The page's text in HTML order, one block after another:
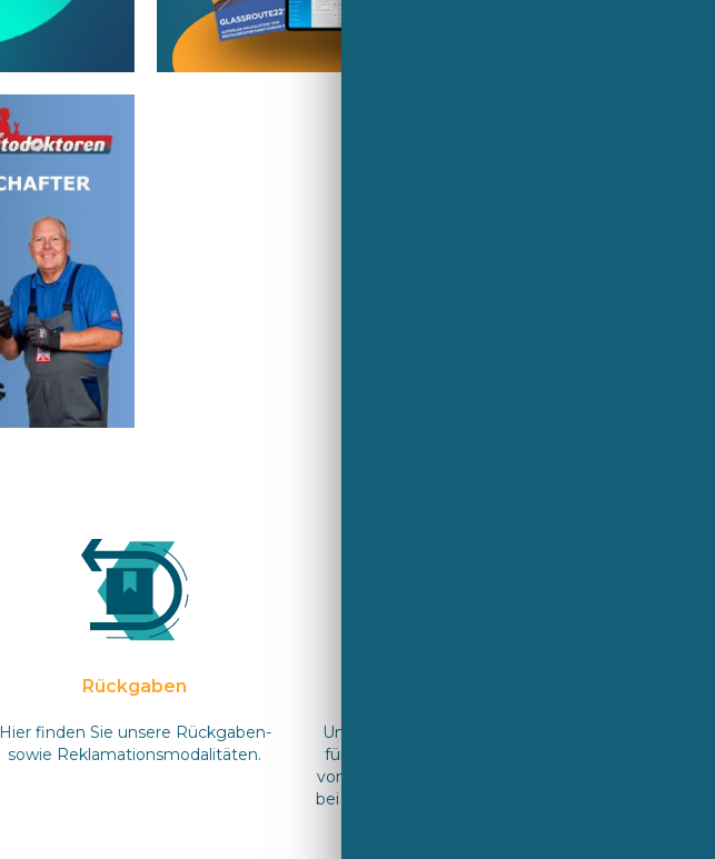
Rückgaben
Hier finden Sie unsere Rückgaben-
sowie Reklamationsmodalitäten.
Unser Vertriebsinnendienst vor Ort ist
für Sie da, wenn Sie sie brauchen. Wir
von Sekurit Service helfen Ihnen gerne
bei allen Fragen rund um Ihren Auftrag.